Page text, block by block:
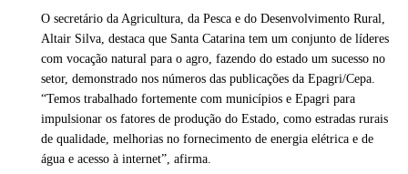
O secretário da Agricultura, da Pesca e do Desenvolvimento Rural,
Altair Silva, destaca que Santa Catarina tem um conjunto de líderes
com vocação natural para o agro, fazendo do estado um sucesso no
setor, demonstrado nos números das publicações da Epagri/Cepa.
“Temos trabalhado fortemente com municípios e Epagri para
impulsionar os fatores de produção do Estado, como estradas rurais
de qualidade, melhorias no fornecimento de energia elétrica e de
água e acesso à internet”, afirma.